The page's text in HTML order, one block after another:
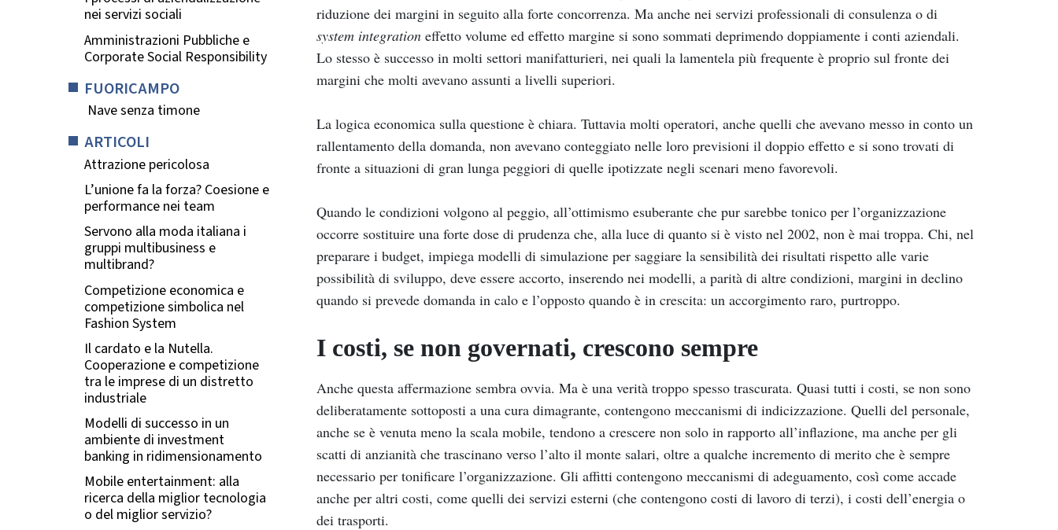
nei servizi sociali
Amministrazioni Pubbliche e
Corporate Social Responsibility
FUORICAMPO
Nave senza timone
ARTICOLI
Attrazione pericolosa
L’unione fa la forza? Coesione e
performance nei team
Servono alla moda italiana i
gruppi multibusiness e
multibrand?
Competizione economica e
competizione simbolica nel
Fashion System
Il cardato e la Nutella.
Cooperazione e competizione
tra le imprese di un distretto
industriale
Modelli di successo in un
ambiente di investment
banking in ridimensionamento
Mobile entertainment: alla
ricerca della miglior tecnologia
o del miglior servizio?
riduzione dei margini in seguito alla forte concorrenza. Ma anche nei servizi professionali di consulenza o di
system integration effetto volume ed effetto margine si sono sommati deprimendo doppiamente i conti aziendali.
Lo stesso è successo in molti settori manifatturieri, nei quali la lamentela più frequente è proprio sul fronte dei
margini che molti avevano assunti a livelli superiori.
La logica economica sulla questione è chiara. Tuttavia molti operatori, anche quelli che avevano messo in conto un
rallentamento della domanda, non avevano conteggiato nelle loro previsioni il doppio effetto e si sono trovati di
fronte a situazioni di gran lunga peggiori di quelle ipotizzate negli scenari meno favorevoli.
Quando le condizioni volgono al peggio, all’ottimismo esuberante che pur sarebbe tonico per l’organizzazione
occorre sostituire una forte dose di prudenza che, alla luce di quanto si è visto nel 2002, non è mai troppa. Chi, nel
preparare i budget, impiega modelli di simulazione per saggiare la sensibilità dei risultati rispetto alle varie
possibilità di sviluppo, deve essere accorto, inserendo nei modelli, a parità di altre condizioni, margini in declino
quando si prevede domanda in calo e l’opposto quando è in crescita: un accorgimento raro, purtroppo.
I costi, se non governati, crescono sempre
Anche questa affermazione sembra ovvia. Ma è una verità troppo spesso trascurata. Quasi tutti i costi, se non sono
deliberatamente sottoposti a una cura dimagrante, contengono meccanismi di indicizzazione. Quelli del personale,
anche se è venuta meno la scala mobile, tendono a crescere non solo in rapporto all’inflazione, ma anche per gli
scatti di anzianità che trascinano verso l’alto il monte salari, oltre a qualche incremento di merito che è sempre
necessario per tonificare l’organizzazione. Gli affitti contengono meccanismi di adeguamento, così come accade
anche per altri costi, come quelli dei servizi esterni (che contengono costi di lavoro di terzi), i costi dell’energia o
dei trasporti.